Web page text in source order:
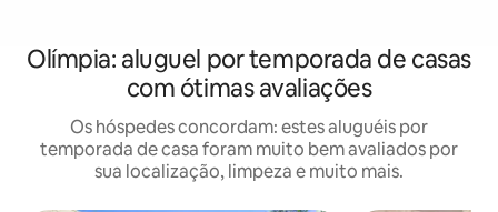
Olímpia: aluguel por temporada de casas
com ótimas avaliações
Os hóspedes concordam: estes aluguéis por
temporada de casa foram muito bem avaliados por
sua localização, limpeza e muito mais.